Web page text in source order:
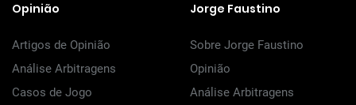
Opinião
Artigos de Opinião
Análise Arbitragens
Casos de Jogo
Jorge Faustino
Sobre Jorge Faustino
Opinião
Análise Arbitragens